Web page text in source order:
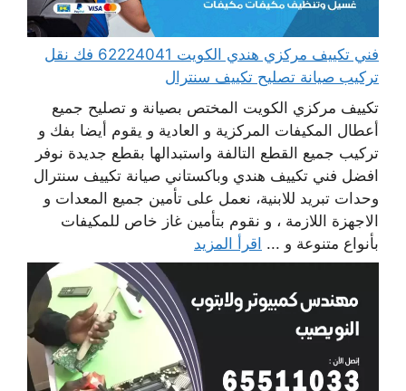
فني تكييف مركزي هندي الكويت 62224041 فك نقل
تركيب صيانة تصليح تكييف سنترال
تكييف مركزي الكويت المختص بصيانة و تصليح جميع
أعطال المكيفات المركزية و العادية و يقوم أيضا بفك و
تركيب جميع القطع التالفة واستبدالها بقطع جديدة نوفر
افضل فني تكييف هندي وباكستاني صيانة تكييف سنترال
وحدات تبريد للابنية، نعمل على تأمين جميع المعدات و
الاجهزة اللازمة ، و نقوم بتأمين غاز خاص للمكيفات
بأنواع متنوعة و ... اقرأ المزيد